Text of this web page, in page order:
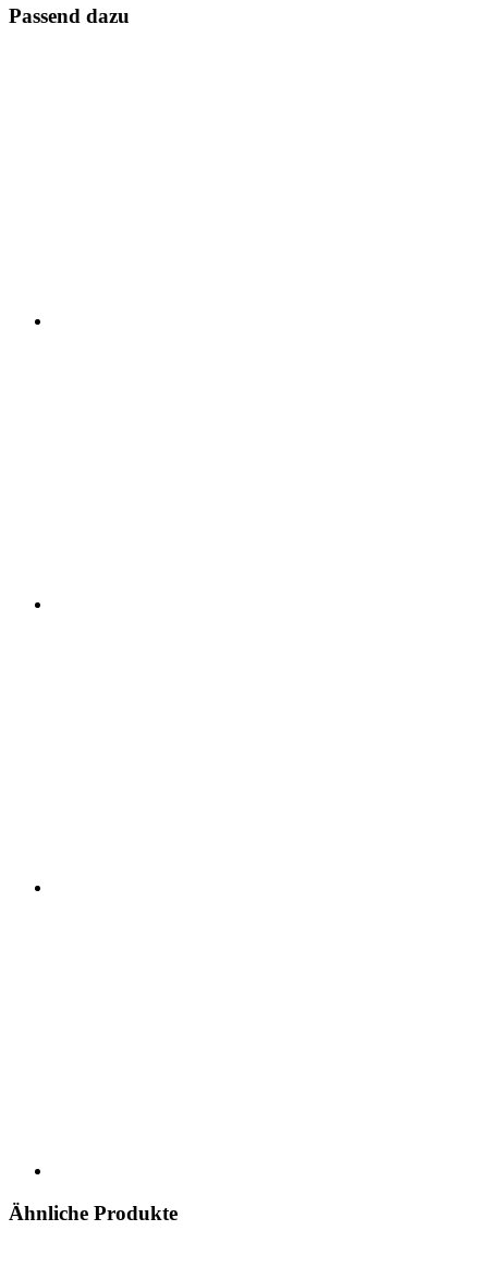
Passend dazu
Ähnliche Produkte